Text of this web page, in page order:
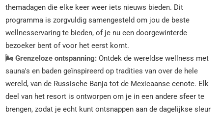
themadagen die elke keer weer iets nieuws bieden. Dit
programma is zorgvuldig samengesteld om jou de beste
wellnesservaring te bieden, of je nu een doorgewinterde
bezoeker bent of voor het eerst komt.
🌬️ Grenzeloze ontspanning: Ontdek de wereldse wellness met
sauna's en baden geïnspireerd op tradities van over de hele
wereld, van de Russische Banja tot de Mexicaanse cenote. Elk
deel van het resort is ontworpen om je in een andere sfeer te
brengen, zodat je echt kunt ontsnappen aan de dagelijkse sleur